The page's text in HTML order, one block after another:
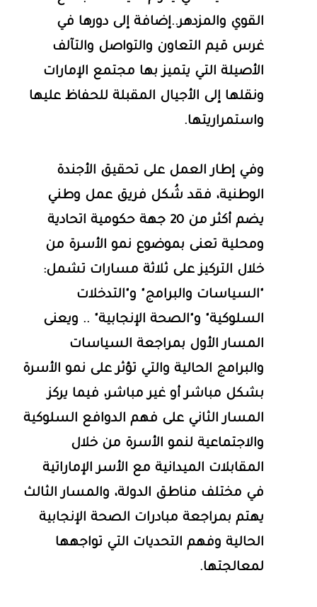
القوي والمزدهر..إضافة إلى دورها في
غرس قيم التعاون والتواصل والتآلف
الأصيلة التي يتميز بها مجتمع الإمارات
ونقلها إلى الأجيال المقبلة للحفاظ عليها
واستمراريتها.
وفي إطار العمل على تحقيق الأجندة
الوطنية، فقد شُكل فريق عمل وطني
يضم أكثر من 20 جهة حكومية اتحادية
ومحلية تعنى بموضوع نمو الأسرة من
خلال التركيز على ثلاثة مسارات تشمل:
"السياسات والبرامج" و"التدخلات
السلوكية" و"الصحة الإنجابية" .. ويعنى
المسار الأول بمراجعة السياسات
والبرامج الحالية والتي تؤثر على نمو الأسرة
بشكل مباشر أو غير مباشر، فيما يركز
المسار الثاني على فهم الدوافع السلوكية
والاجتماعية لنمو الأسرة من خلال
المقابلات الميدانية مع الأسر الإماراتية
في مختلف مناطق الدولة، والمسار الثالث
يهتم بمراجعة مبادرات الصحة الإنجابية
الحالية وفهم التحديات التي تواجهها
لمعالجتها.